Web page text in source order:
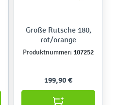
Große Rutsche 180,
rot/orange
Produktnummer: 107252
199,90 €